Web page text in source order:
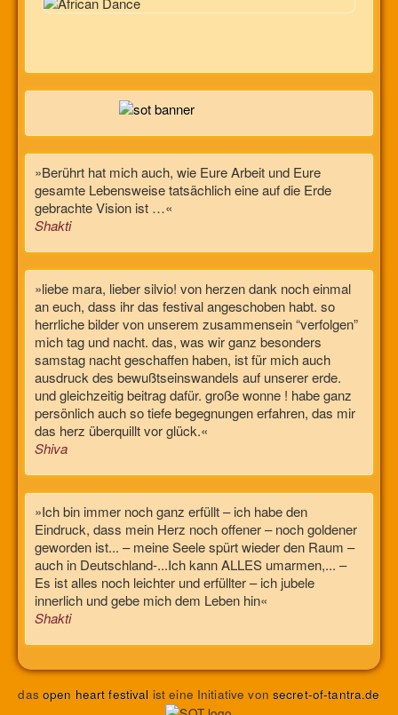
»Berührt hat mich auch, wie Eure Arbeit und Eure
gesamte Lebensweise tatsächlich eine auf die Erde
gebrachte Vision ist …«
Shakti
»liebe mara, lieber silvio! von herzen dank noch einmal
an euch, dass ihr das festival angeschoben habt. so
herrliche bilder von unserem zusammensein “verfolgen”
mich tag und nacht. das, was wir ganz besonders
samstag nacht geschaffen haben, ist für mich auch
ausdruck des bewußtseinswandels auf unserer erde.
und gleichzeitig beitrag dafür. große wonne ! habe ganz
persönlich auch so tiefe begegnungen erfahren, das mir
das herz überquillt vor glück.«
Shiva
»Ich bin immer noch ganz erfüllt – ich habe den
Eindruck, dass mein Herz noch offener – noch goldener
geworden ist... – meine Seele spürt wieder den Raum –
auch in Deutschland-...Ich kann ALLES umarmen,... –
Es ist alles noch leichter und erfüllter – ich jubele
innerlich und gebe mich dem Leben hin«
Shakti
das open heart festival ist eine Initiative von secret-of-tantra.de